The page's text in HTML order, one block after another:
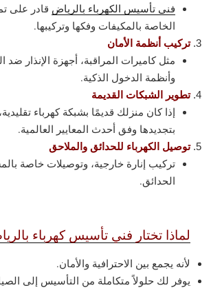
فني تأسيس الكهرباء بالرياض قادر على
الخاصة بالمكيفات وفكها وتركيبها.
تركيب أنظمة الأمان
مثل كاميرات المراقبة، أجهزة الإنذار ضد
وأنظمة الدخول الذكية.
تطوير الشبكات القديمة
إذا كان منزلك قديمًا بشبكة كهرباء
بتجديدها وفق أحدث المعايير العالمية.
توصيل الكهرباء للحدائق والملاحق
تركيب إنارة خارجية، وتوصيلات خاصة
الحدائق.
لماذا تختار فني تأسيس كهرباء
لأنه يجمع بين الاحترافية والأمان.
يوفر لك حلولاً متكاملة من التأسيس إلى